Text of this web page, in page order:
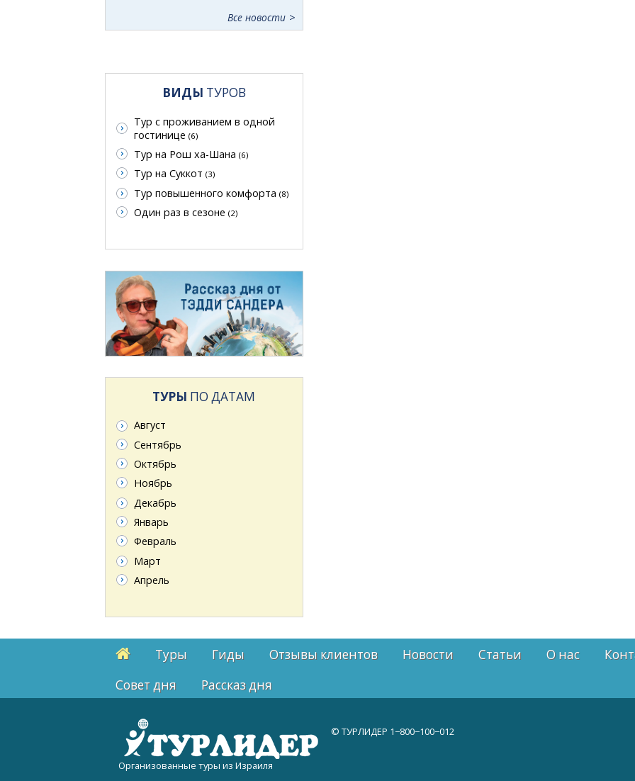
Все новости
ВИДЫ ТУРОВ
Тур с проживанием в одной
гостинице (6)
Тур на Рош ха-Шана (6)
Тур на Суккот (3)
Тур повышенного комфорта (8)
Один раз в сезоне (2)
ТУРЫ ПО ДАТАМ
Август
Сентябрь
Октябрь
Ноябрь
Декабрь
Январь
Февраль
Март
Апрель
Туры Гиды Отзывы клиентов Новости Статьи О нас
Cовет дня
Рассказ дня
© ТУРЛИДЕР 1−800−100−012
Организованные туры из Израиля